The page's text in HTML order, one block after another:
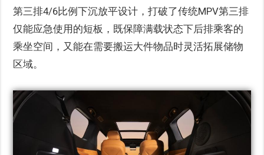
第三排4/6比例下沉放平设计，打破了传统MPV第三排
仅能应急使用的短板，既保障满载状态下后排乘客的
乘坐空间，又能在需要搬运大件物品时灵活拓展储物
区域。